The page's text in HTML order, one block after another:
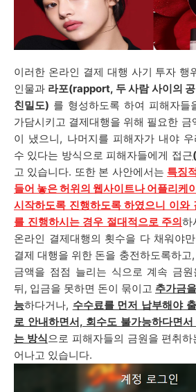
이러한 온라인 결제 대행 사기 투자 행
인물과 라포(rapport, 두 사람 사이의
친밀도) 를 형성하도록 하여 피해자들
가담시키고 결제대행을 위해 필요한 금
이 냈으니, 나머지를 피해자가 내야
수 있다는 방식으로 피해자들에게 접근
고 있습니다. 또한 본 사안에서는 특징
들어 놓은 허위의 웹사이트나 어플리케
시작하도록 진행하도록 하였으니 이와
를 진행하시는 경우 절대적으로 주의하
온라인 결제대행의 횟수을 다 채워야
결제 대행을 위한 돈을 충전하도록하고
금액을 점점 늘리는 식으로 계속 금
뒤, 입금을 못하면 돈이 묶이고 추가금
능하다거나, 수수료를 먼저 납부해야
로 안내하면서, 회수도 불가능하다면
는 방식으로 피해자들의 금원을 편취
어나고 있습니다.